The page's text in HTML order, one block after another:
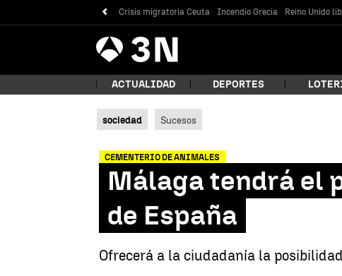
Crisis migratoria Ceuta Incendio Grecia Reino Unido
Antena
3 Noticias
¿Qué
ACTUALIDAD DEPORTES
sociedad Sucesos
CEMENTERIO DE ANIMALES
Málaga tendrá el
de España
Ofrecerá a la ciudadanía la